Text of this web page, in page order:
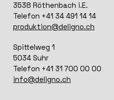
3538 Röthenbach i.E.
Telefon +41 34 491 14 14
produktion@deligno.ch
Spittelweg 1
5034 Suhr
Telefon +41 31 700 00 00
info@deligno.ch